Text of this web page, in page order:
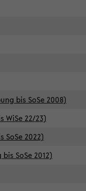
bis SoSe 2008)
WiSe 22/23)
2022)
SoSe 2012)